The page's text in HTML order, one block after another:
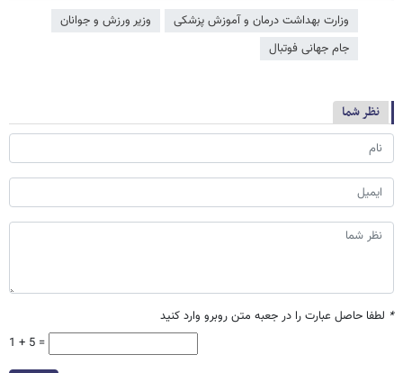
وزارت بهداشت درمان و آموزش پزشکی
وزیر ورزش و جوانان
جام جهانی فوتبال
نظر شما
* لطفا حاصل عبارت را در جعبه متن روبرو وارد کنید
1 + 5 =